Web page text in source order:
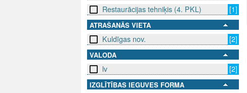
Restaurācijas tehniķis (4. PKL)
[1]
ATRAŠANĀS VIETA
Kuldīgas nov. [2]
VALODA
lv [2]
IZGLĪTĪBAS IEGUVES FORMA